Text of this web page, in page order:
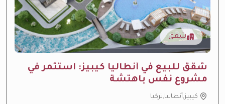
شقق
شقق للبيع في أنطاليا كيبيز: استثمر في
مشروع نفس باهتشة
كيبيز,أنطاليا,تركيا